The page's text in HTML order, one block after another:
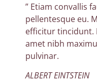
” Etiam convallis
pellentesque eu.
efficitur tincidunt.
amet nibh
pulvinar.
ALBERT EINTSTEIN